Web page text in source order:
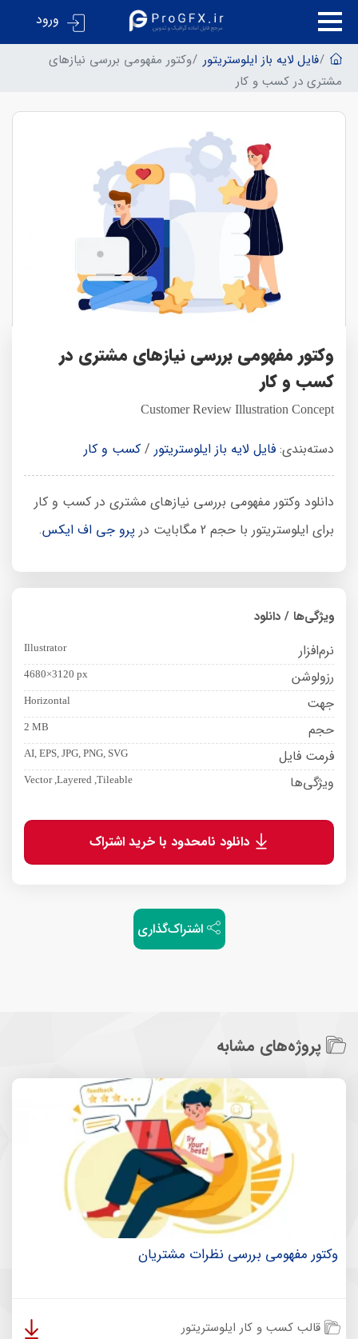
ورود
فایل لایه باز ایلوستریتور وکتور مفهومی بررسی نیازهای
مشتری در کسب و کار
وکتور مفهومی بررسی نیازهای مشتری در
کسب و کار
Customer Review Illustration Concept
دسته‌بندی: فایل لایه باز ایلوستریتور / کسب و کار
دانلود وکتور مفهومی بررسی نیازهای مشتری در کسب و کار
برای ایلوستریتور با حجم 2 مگابایت در
پرو جی اف ایکس.
ویژگی‌ها / دانلود
نرم‌افزار Illustrator
رزولوشن 4680×3120 px
جهت Horizontal
حجم 2 MB
فرمت فایل AI, EPS, JPG, PNG, SVG
ویژگی‌ها Vector ,Layered ,Tileable
دانلود نامحدود با خرید اشتراک
اشتراک‌گذاری
پروژه‌های مشابه
وکتور مفهومی بررسی نظرات مشتریان
قالب کسب و کار ایلوستریتور